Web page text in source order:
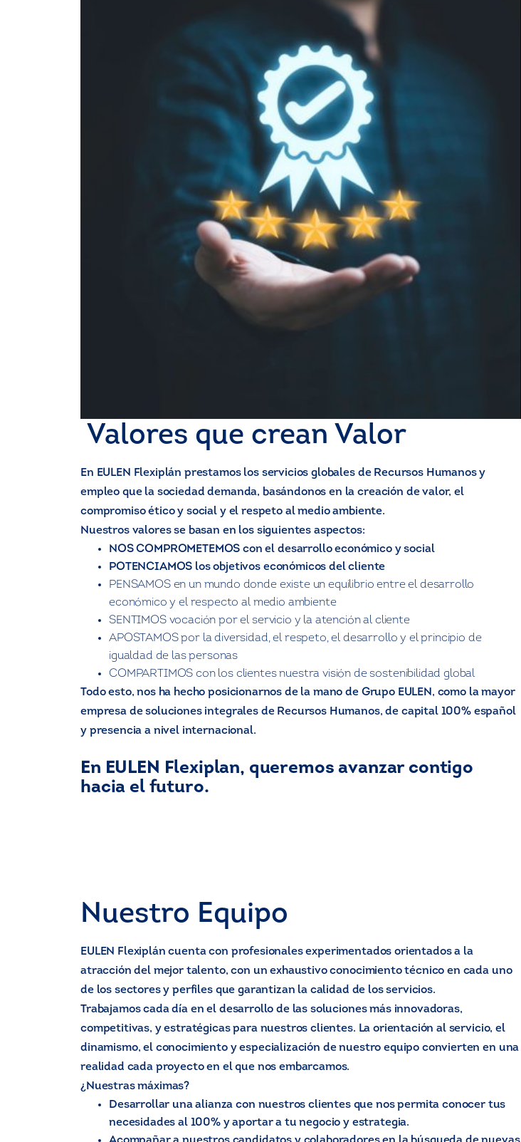
Valores que crean Valor
En EULEN Flexiplán prestamos los servicios globales de Recursos Humanos y
empleo que la sociedad demanda, basándonos en la creación de valor, el
compromiso ético y social y el respeto al medio ambiente.
Nuestros valores se basan en los siguientes aspectos:
NOS COMPROMETEMOS con el desarrollo económico y social
POTENCIAMOS los objetivos económicos del cliente
PENSAMOS en un mundo donde existe un equilibrio entre el desarrollo
económico y el respecto al medio ambiente
SENTIMOS vocación por el servicio y la atención al cliente
APOSTAMOS por la diversidad, el respeto, el desarrollo y el principio de
igualdad de las personas
COMPARTIMOS con los clientes nuestra visión de sostenibilidad global
Todo esto, nos ha hecho posicionarnos de la mano de Grupo EULEN, como la mayor
empresa de soluciones integrales de Recursos Humanos, de capital 100% español
y presencia a nivel internacional.
En EULEN Flexiplan, queremos avanzar contigo
hacia el futuro.
Nuestro Equipo
EULEN Flexiplán cuenta con profesionales experimentados orientados a la
atracción del mejor talento, con un exhaustivo conocimiento técnico en cada uno
de los sectores y perfiles que garantizan la calidad de los servicios.
Trabajamos cada día en el desarrollo de las soluciones más innovadoras,
competitivas, y estratégicas para nuestros clientes. La orientación al servicio, el
dinamismo, el conocimiento y especialización de nuestro equipo convierten en una
realidad cada proyecto en el que nos embarcamos.
¿Nuestras máximas?
Desarrollar una alianza con nuestros clientes que nos permita conocer tus
necesidades al 100% y aportar a tu negocio y estrategia.